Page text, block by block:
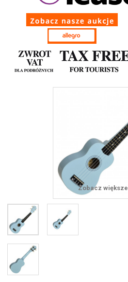
Zobacz większe